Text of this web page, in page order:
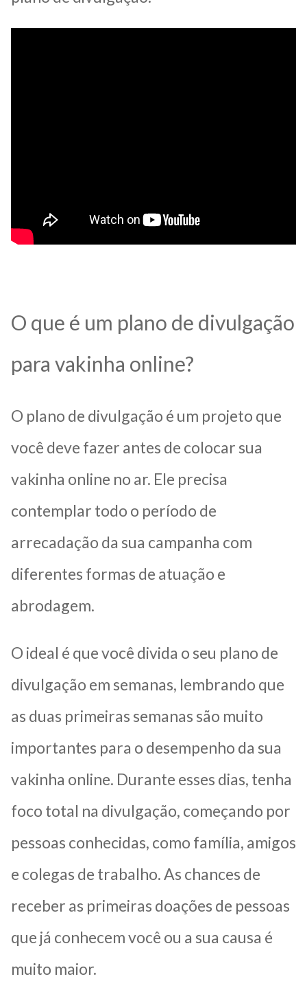
O que é um plano de divulgação
para vakinha online?
O plano de divulgação é um projeto que
você deve fazer antes de colocar sua
vakinha online no ar. Ele precisa
contemplar todo o período de
arrecadação da sua campanha com
diferentes formas de atuação e
abrodagem.
O ideal é que você divida o seu plano de
divulgação em semanas, lembrando que
as duas primeiras semanas são muito
importantes para o desempenho da sua
vakinha online. Durante esses dias, tenha
foco total na divulgação, começando por
pessoas conhecidas, como família, amigos
e colegas de trabalho. As chances de
receber as primeiras doações de pessoas
que já conhecem você ou a sua causa é
muito maior.